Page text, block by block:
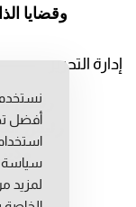
وقضايا
إدارة التحرير
رئيس
رئيس
أفضل
سياسة
لمزيد